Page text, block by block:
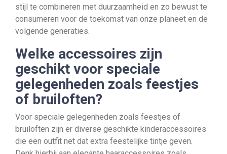
stijl te combineren met duurzaamheid en zo bewust te
consumeren voor de toekomst van onze planeet en de
volgende generaties.
Welke accessoires zijn
geschikt voor speciale
gelegenheden zoals feestjes
of bruiloften?
Voor speciale gelegenheden zoals feestjes of
bruiloften zijn er diverse geschikte kinderaccessoires
die een outfit net dat extra feestelijke tintje geven.